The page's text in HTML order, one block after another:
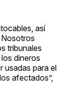
así
tribunales
dineros
usadas para el
afectados”,